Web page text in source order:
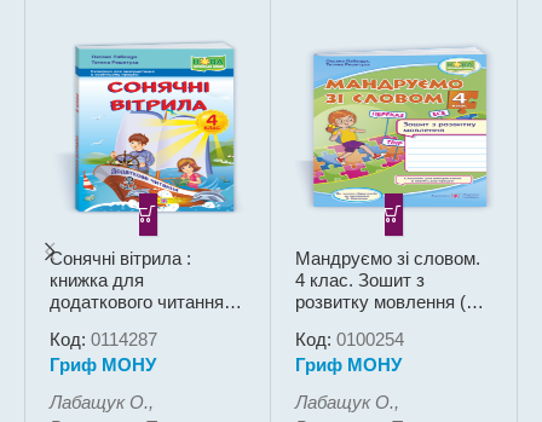
Сонячні вітрила :
книжка для
додаткового читання. 4
Код: 0114287
Гриф МОНУ
Лабащук О.,
Мандруємо зі словом.
4 клас. Зошит з
розвитку мовлення (за
Код: 0100254
Гриф МОНУ
Лабащук О.,